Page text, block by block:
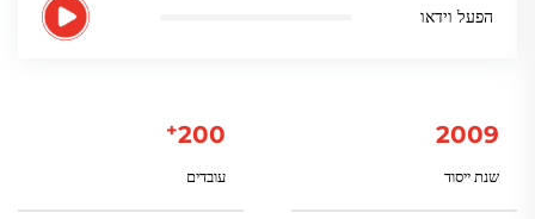
הפעל וידאו
2009
שנת ייסוד
200
+
עובדים